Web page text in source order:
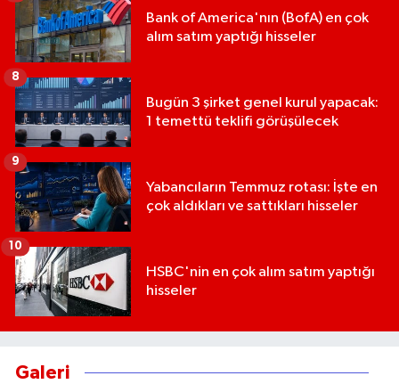
Bank of America'nın (BofA) en çok
alım satım yaptığı hisseler
Bugün 3 şirket genel kurul yapacak:
1 temettü teklifi görüşülecek
8
Yabancıların Temmuz rotası: İşte en
çok aldıkları ve sattıkları hisseler
9
HSBC'nin en çok alım satım yaptığı
hisseler
10
Galeri